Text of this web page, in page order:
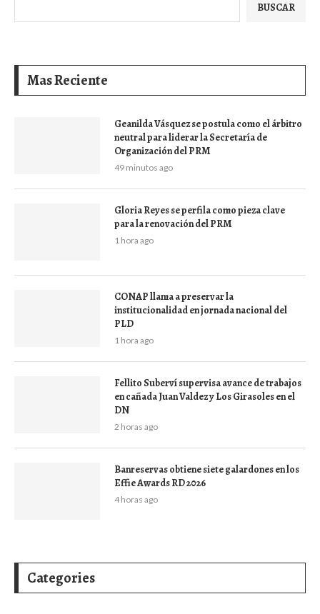
BUSCAR
Mas Reciente
Geanilda Vásquez se postula como el árbitro
neutral para liderar la Secretaría de
Organización del PRM
49 minutos ago
Gloria Reyes se perfila como pieza clave
para la renovación del PRM
1 hora ago
CONAP llama a preservar la
institucionalidad en jornada nacional del
PLD
1 hora ago
Fellito Suberví supervisa avance de trabajos
en cañada Juan Valdez y Los Girasoles en el
DN
2 horas ago
Banreservas obtiene siete galardones en los
Effie Awards RD 2026
4 horas ago
Categories